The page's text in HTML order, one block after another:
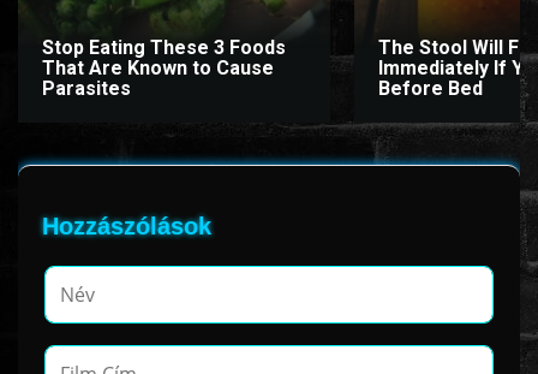
Stop Eating These 3 Foods
That Are Known to Cause
Parasites
The Stool Will Fly
Immediately If
Before Bed
Hozzászólások